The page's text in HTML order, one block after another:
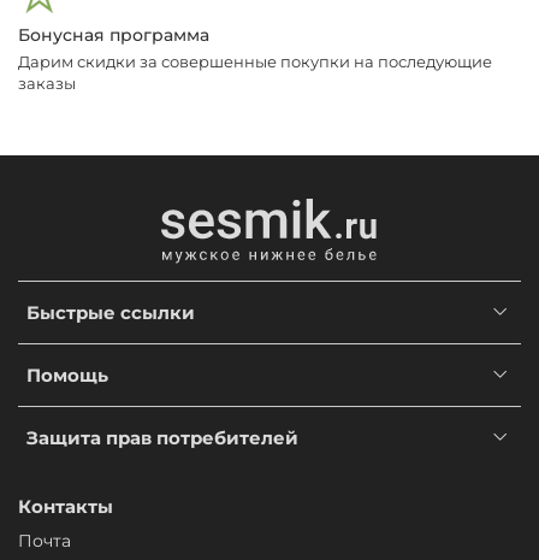
Бонусная программа
Дарим скидки за совершенные покупки на последующие
заказы
Быстрые ссылки
Помощь
Защита прав потребителей
Контакты
Почта